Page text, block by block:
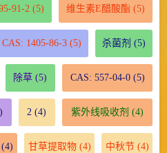
91-2 (5) 维生素E醋酸酯 (5)
CAS: 1405-86-3(5) 杀菌剂 (5)
除草 (5) CAS: 557-04-0(5)
2 (4) 紫外线吸收剂 (4)
(4) 甘草提取物(4) 中秋节(4)